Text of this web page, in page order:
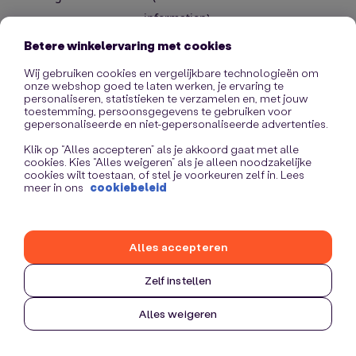
information).
Betere winkelervaring met cookies
Wij gebruiken cookies en vergelijkbare technologieën om
onze webshop goed te laten werken, je ervaring te
personaliseren, statistieken te verzamelen en, met jouw
toestemming, persoonsgegevens te gebruiken voor
gepersonaliseerde en niet-gepersonaliseerde advertenties.
Klik op “Alles accepteren” als je akkoord gaat met alle
cookies. Kies “Alles weigeren” als je alleen noodzakelijke
cookies wilt toestaan, of stel je voorkeuren zelf in. Lees
meer in ons cookiebeleid
Zelf instellen
Alles weigeren
Alles accepteren